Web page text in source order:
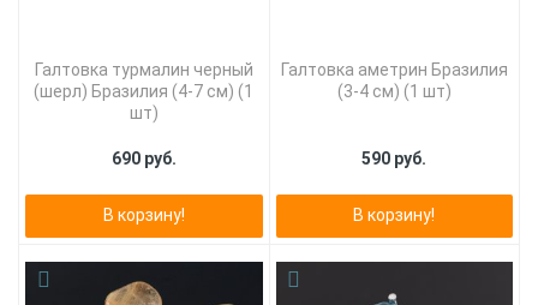
Галтовка турмалин черный
(шерл) Бразилия (4-7 см) (1
шт)
690 руб.
В корзину!
Галтовка аметрин Бразилия
(3-4 см) (1 шт)
590 руб.
В корзину!